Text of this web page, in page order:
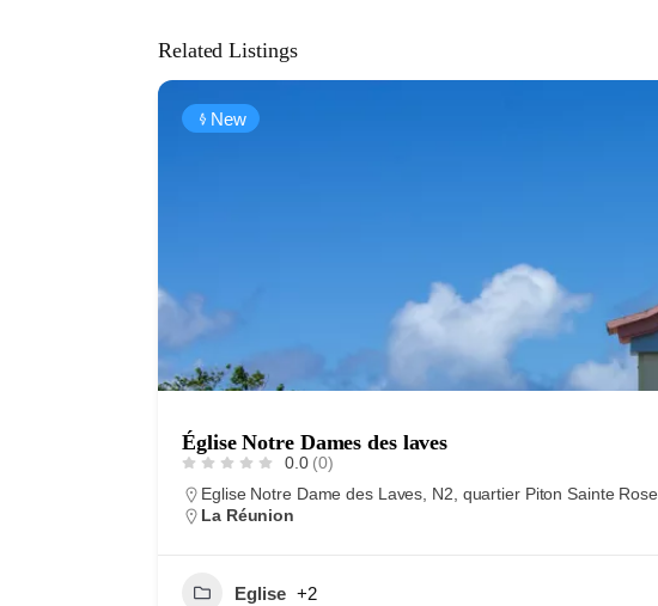
Related Listings
New
Église Notre Dames des laves
0.0 (0)
Eglise Notre Dame des Laves, N2, quartier Piton Sainte Rose
La Réunion
Eglise +2